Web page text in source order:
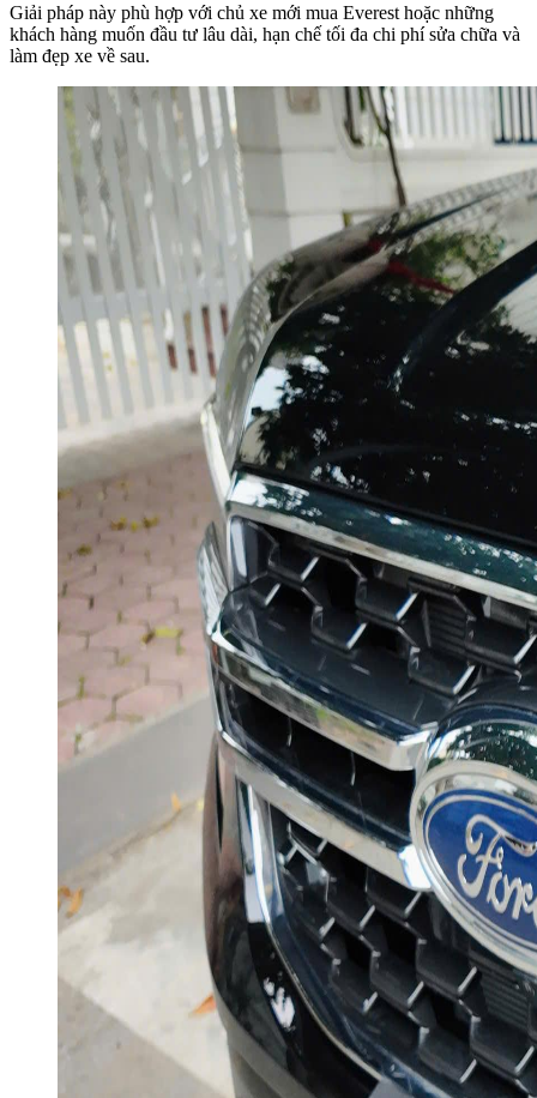
Giải pháp này phù hợp với chủ xe mới mua Everest hoặc những
khách hàng muốn đầu tư lâu dài, hạn chế tối đa chi phí sửa chữa và
làm đẹp xe về sau.